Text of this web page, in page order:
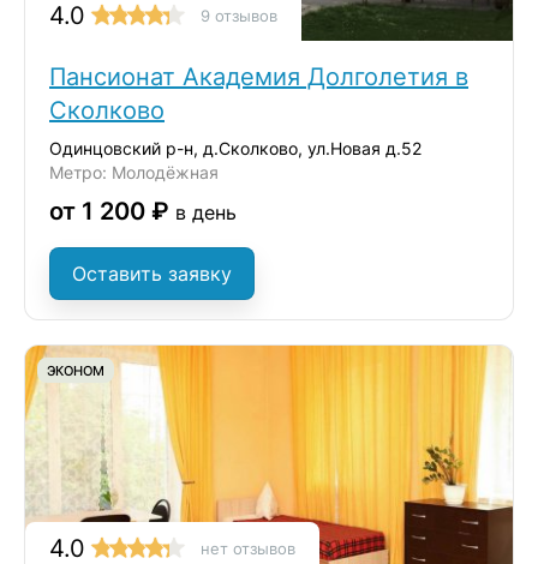
4.0 9 отзывов
Пансионат Академия Долголетия в
Сколково
Одинцовский р-н, д.Сколково, ул.Новая д.52
Метро: Молодёжная
от 1 200 ₽ в день
Оставить заявку
ЭКОНОМ
4.0 нет отзывов